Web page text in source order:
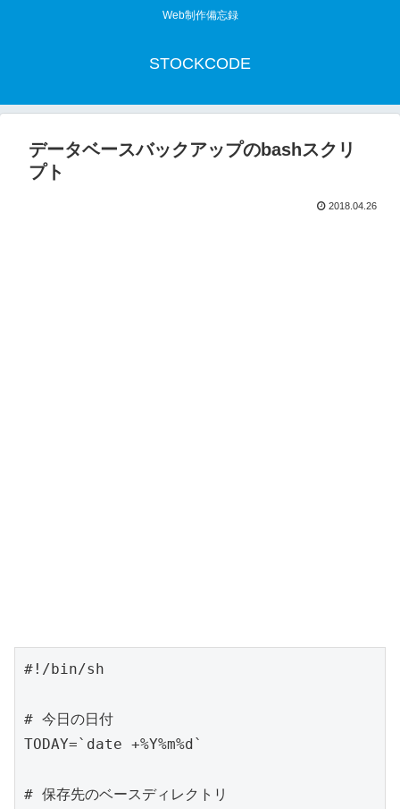
Web制作備忘録
STOCKCODE
データベースバックアップのbashスクリ
プト
2018.04.26
#!/bin/sh
# 今日の日付
TODAY=`date +%Y%m%d`
# 保存先のベースディレクトリ